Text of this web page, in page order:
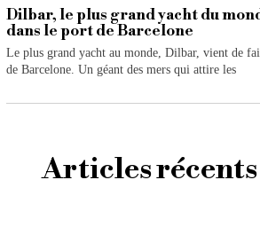
Dilbar, le plus grand yacht du
dans le port de Barcelone
Le plus grand yacht au monde, Dilbar, vient de
de Barcelone. Un géant des mers qui attire les
Articles récents